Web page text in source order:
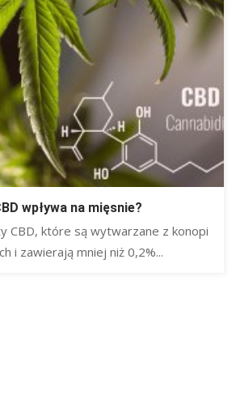
wpływa na mięsnie?
CBD, które są wytwarzane z konopi
i zawierają mniej niż 0,2%...